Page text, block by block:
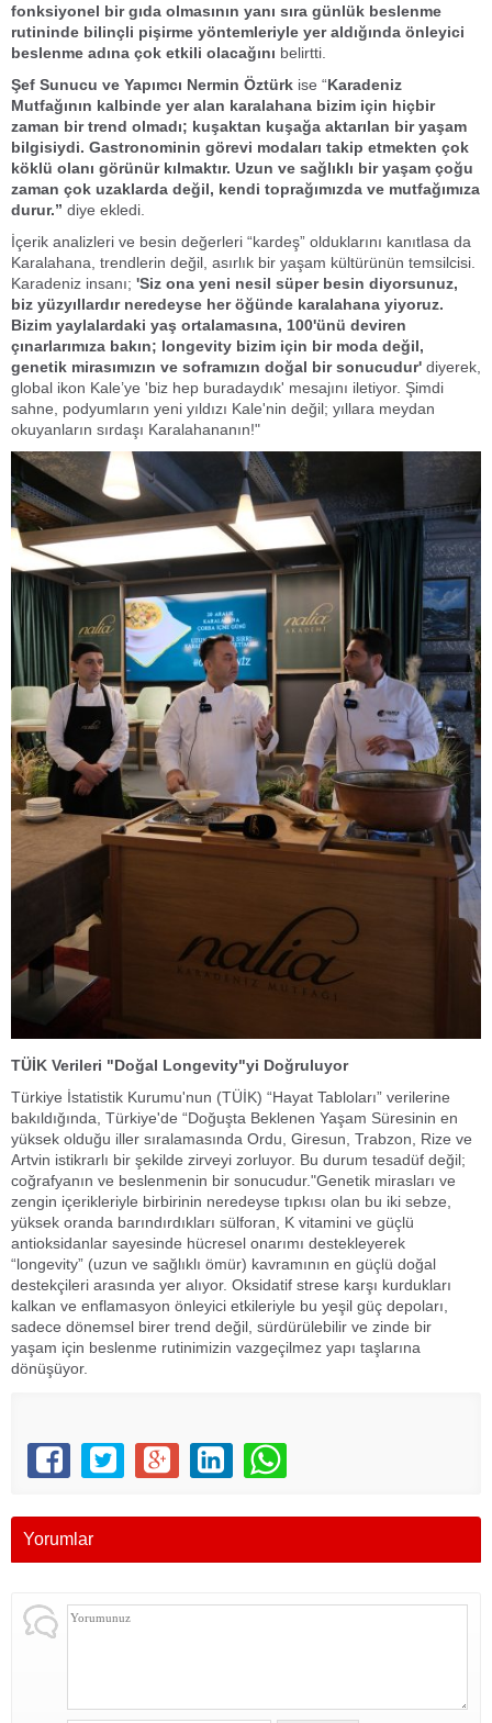
fonksiyonel bir gıda olmasının yanı sıra günlük beslenme
rutininde bilinçli pişirme yöntemleriyle yer aldığında önleyici
beslenme adına çok etkili olacağını belirtti.
Şef Sunucu ve Yapımcı Nermin Öztürk ise “Karadeniz
Mutfağının kalbinde yer alan karalahana bizim için hiçbir
zaman bir trend olmadı; kuşaktan kuşağa aktarılan bir yaşam
bilgisiydi. Gastronominin görevi modaları takip etmekten çok
köklü olanı görünür kılmaktır. Uzun ve sağlıklı bir yaşam çoğu
zaman çok uzaklarda değil, kendi toprağımızda ve mutfağımıza
durur.” diye ekledi.
İçerik analizleri ve besin değerleri “kardeş” olduklarını kanıtlasa da
Karalahana, trendlerin değil, asırlık bir yaşam kültürünün temsilcisi.
Karadeniz insanı; 'Siz ona yeni nesil süper besin diyorsunuz,
biz yüzyıllardır neredeyse her öğünde karalahana yiyoruz.
Bizim yaylalardaki yaş ortalamasına, 100'ünü deviren
çınarlarımıza bakın; longevity bizim için bir moda değil,
genetik mirasımızın ve soframızın doğal bir sonucudur' diyerek,
global ikon Kale’ye 'biz hep buradaydık' mesajını iletiyor. Şimdi
sahne, podyumların yeni yıldızı Kale'nin değil; yıllara meydan
okuyanların sırdaşı Karalahananın!"
TÜİK Verileri "Doğal Longevity"yi Doğruluyor
Türkiye İstatistik Kurumu'nun (TÜİK) “Hayat Tabloları” verilerine
bakıldığında, Türkiye'de “Doğuşta Beklenen Yaşam Süresinin en
yüksek olduğu iller sıralamasında Ordu, Giresun, Trabzon, Rize ve
Artvin istikrarlı bir şekilde zirveyi zorluyor. Bu durum tesadüf değil;
coğrafyanın ve beslenmenin bir sonucudur."Genetik mirasları ve
zengin içerikleriyle birbirinin neredeyse tıpkısı olan bu iki sebze,
yüksek oranda barındırdıkları sülforan, K vitamini ve güçlü
antioksidanlar sayesinde hücresel onarımı destekleyerek
“longevity” (uzun ve sağlıklı ömür) kavramının en güçlü doğal
destekçileri arasında yer alıyor. Oksidatif strese karşı kurdukları
kalkan ve enflamasyon önleyici etkileriyle bu yeşil güç depoları,
sadece dönemsel birer trend değil, sürdürülebilir ve zinde bir
yaşam için beslenme rutinimizin vazgeçilmez yapı taşlarına
dönüşüyor.
Yorumlar